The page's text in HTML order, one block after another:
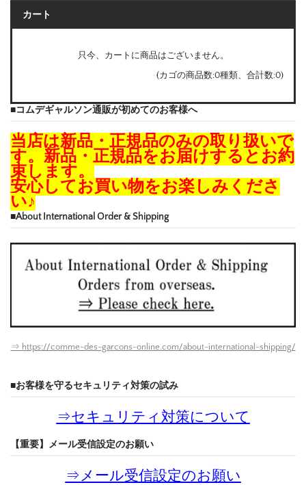
カート
只今、カートに商品はございません。
(カゴの商品数:0種類、合計数:0)
■コムデギャルソン通販が初めてのお客様へ
当店は新品・正規品のみの取り扱いで
す。新品・正規品をお届けするとお約
束します。
安心してお買い物をお楽しみくださ
い♪
■About International Order & Shipping
⇒ https://comme-des-garcons-online.com/about-international-shipping/
■お客様を守るセキュリティ対策の試み
⇒セキュリティ対策について
【重要】メール受信設定のお願い
⇒メール受信設定のお願い